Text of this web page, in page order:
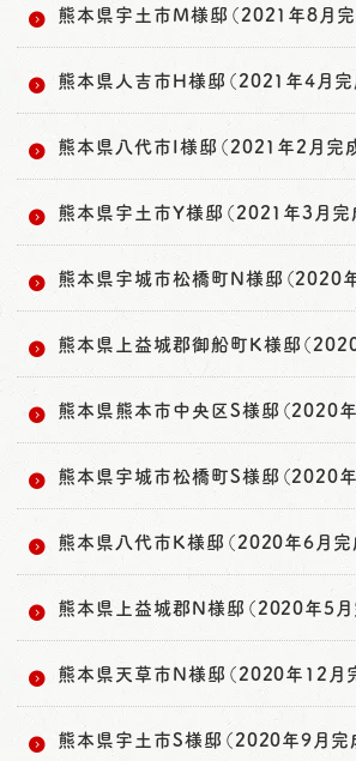
熊本県宇土市M様邸（2021年8月完
熊本県人吉市H様邸（2021年4月完
熊本県八代市I様邸（2021年2月完
熊本県宇土市Y様邸（2021年3月完
熊本県宇城市松橋町N様邸（2020
熊本県上益城郡御船町K様邸（
熊本県熊本市中央区S様邸（2020
熊本県宇城市松橋町S様邸（2020
熊本県八代市K様邸（2020年6月完
熊本県上益城郡N様邸（2020年5月
熊本県天草市N様邸（2020年12月
熊本県宇土市S様邸（2020年9月完